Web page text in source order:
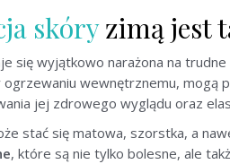
skóryzimą jest
się wyjątkowo narażona na
wewnętrznemu, mogą
jej zdrowego wyglądu oraz
stać się matowa, szorstka, a
, które są nie tylko bolesne, ale